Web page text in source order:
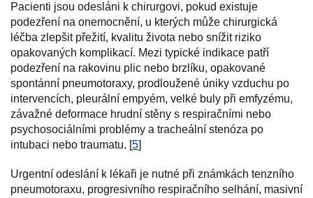
Pacienti jsou odesláni k chirurgovi, pokud existuje
podezření na onemocnění, u kterých může chirurgická
léčba zlepšit přežití, kvalitu života nebo snížit riziko
opakovaných komplikací. Mezi typické indikace patří
podezření na rakovinu plic nebo brzlíku, opakované
spontánní pneumotoraxy, prodloužené úniky vzduchu po
intervencích, pleurální empyém, velké buly při emfyzému,
závažné deformace hrudní stěny s respiračními nebo
psychosociálními problémy a tracheální stenóza po
intubaci nebo traumatu. [5]
Urgentní odeslání k lékaři je nutné při známkách tenzního
pneumotoraxu, progresivního respiračního selhání, masivní